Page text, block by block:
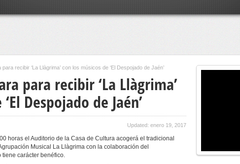
recibir ‘La Llàgrima’ con los músicos de ‘El Despojado de Jaén’
para recibir ‘La Llàgrima’
Despojado de Jaén’
Updated: enero 19, 2017
horas el Auditorio de la Casa de Cultura acogerá el tradicional
Musical La Llàgrima con la colaboración del
tiene carácter benéfico.